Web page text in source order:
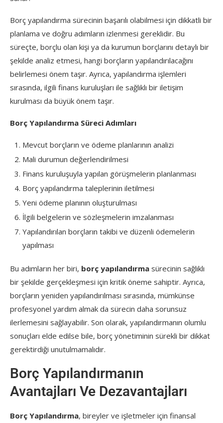
Borç yapılandırma sürecinin başarılı olabilmesi için dikkatli bir
planlama ve doğru adımların izlenmesi gereklidir. Bu
süreçte, borçlu olan kişi ya da kurumun borçlarını detaylı bir
şekilde analiz etmesi, hangi borçların yapılandırılacağını
belirlemesi önem taşır. Ayrıca, yapılandırma işlemleri
sırasında, ilgili finans kuruluşları ile sağlıklı bir iletişim
kurulması da büyük önem taşır.
Borç Yapılandırma Süreci Adımları
Mevcut borçların ve ödeme planlarının analizi
Mali durumun değerlendirilmesi
Finans kuruluşuyla yapılan görüşmelerin planlanması
Borç yapılandırma taleplerinin iletilmesi
Yeni ödeme planının oluşturulması
İlgili belgelerin ve sözleşmelerin imzalanması
Yapılandırılan borçların takibi ve düzenli ödemelerin
yapılması
Bu adımların her biri, borç yapılandırma sürecinin sağlıklı
bir şekilde gerçekleşmesi için kritik öneme sahiptir. Ayrıca,
borçların yeniden yapılandırılması sırasında, mümkünse
profesyonel yardım almak da sürecin daha sorunsuz
ilerlemesini sağlayabilir. Son olarak, yapılandırmanın olumlu
sonuçları elde edilse bile, borç yönetiminin sürekli bir dikkat
gerektirdiği unutulmamalıdır.
Borç Yapılandırmanın
Avantajları Ve Dezavantajları
Borç Yapılandırma, bireyler ve işletmeler için finansal